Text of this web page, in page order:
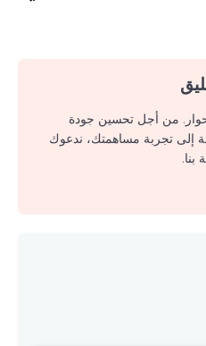
من أجل تحسين جودة
إلى تجربة مساهمتك، ندعوك
بنا.